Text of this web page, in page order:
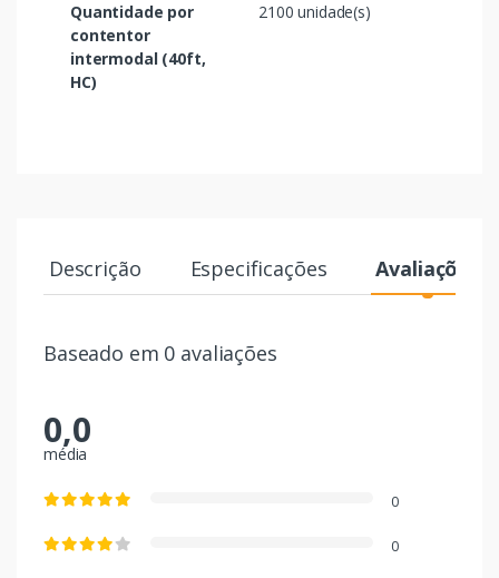
Quantidade por
contentor
intermodal (40ft,
HC)
2100 unidade(s)
Descrição Especificações Avaliações
Baseado em 0 avaliações
0,0
média
0
0